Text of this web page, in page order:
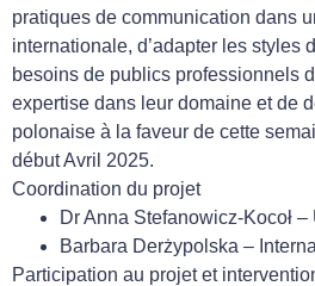
pratiques de communication dans
internationale, d’adapter les styles
besoins de publics professionnels
expertise dans leur domaine et de
polonaise à la faveur de cette
début Avril 2025.
Coordination du projet
Dr Anna Stefanowicz-Kocoł
Barbara Derżypolska –
Participation au projet et